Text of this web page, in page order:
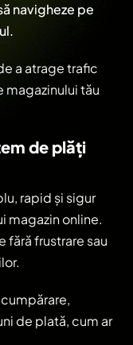
navigheze pe
a atrage trafic
magazinului tău
de plăți
rapid și sigur
magazin online.
fără frustrare sau
de plată, cum ar